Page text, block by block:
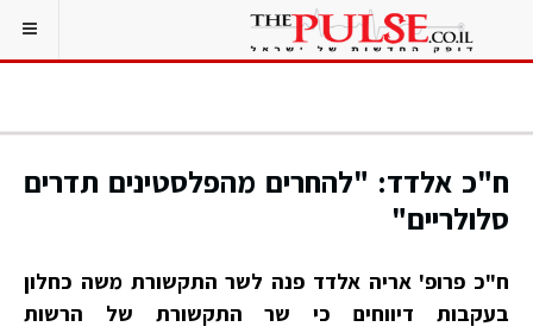
ח"כ אלדד: "להחרים מהפלסטינים תדרים
סלולריים"
ח"כ פרופ' אריה אלדד פנה לשר התקשורת משה כחלון
בעקבות דיווחים כי שר התקשורת של הרשות